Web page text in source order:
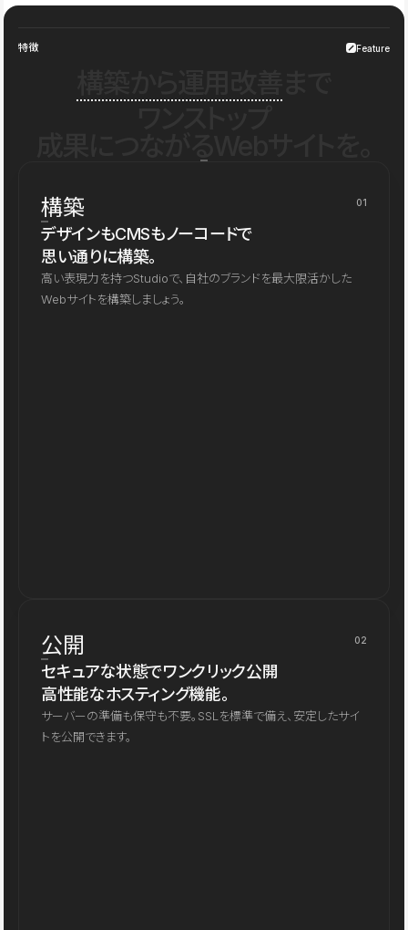
特徴 Feature
構築 01
デザインもCMSもノーコードで
思い通りに構築。
高い表現力を持つStudioで、自社のブランドを最大限活かした
Webサイトを構築しましょう。
公開 02
セキュアな状態でワンクリック公開
高性能なホスティング機能。
サーバーの準備も保守も不要。SSLを標準で備え、安定したサイ
トを公開できます。